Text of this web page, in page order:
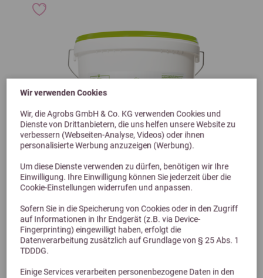
Wir verwenden Cookies
Wir, die Agrobs GmbH & Co. KG verwenden Cookies und
Dienste von Drittanbietern, die uns helfen unsere Website zu
verbessern (Webseiten-Analyse, Videos) oder ihnen
personalisierte Werbung anzuzeigen (Werbung).
Um diese Dienste verwenden zu dürfen, benötigen wir Ihre
Einwilligung. Ihre Einwilligung können Sie jederzeit über die
Cookie-Einstellungen widerrufen und anpassen.
Sofern Sie in die Speicherung von Cookies oder in den Zugriff
auf Informationen in Ihr Endgerät (z.B. via Device-
Fingerprinting) eingewilligt haben, erfolgt die
Datenverarbeitung zusätzlich auf Grundlage von § 25 Abs. 1
TDDDG.
Einige Services verarbeiten personenbezogene Daten in den
Dr. Schaette Hoof Power 6,5kg
Previous Next